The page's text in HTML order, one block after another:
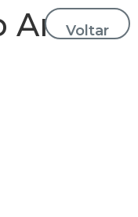
Voltar
Artur